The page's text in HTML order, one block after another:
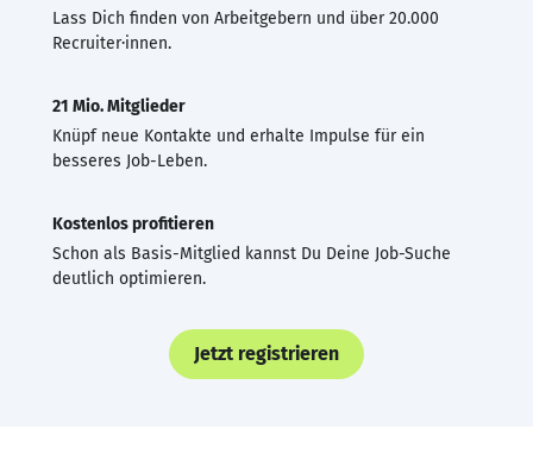
Lass Dich finden von Arbeitgebern und über 20.000
Recruiter·innen.
21 Mio. Mitglieder
Knüpf neue Kontakte und erhalte Impulse für ein
besseres Job-Leben.
Kostenlos profitieren
Schon als Basis-Mitglied kannst Du Deine Job-Suche
deutlich optimieren.
Jetzt registrieren